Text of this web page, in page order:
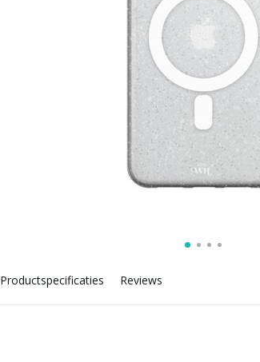
Productspecificaties Reviews